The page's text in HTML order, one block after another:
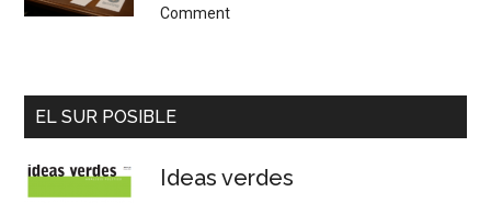
Comment
EL SUR POSIBLE
Ideas verdes